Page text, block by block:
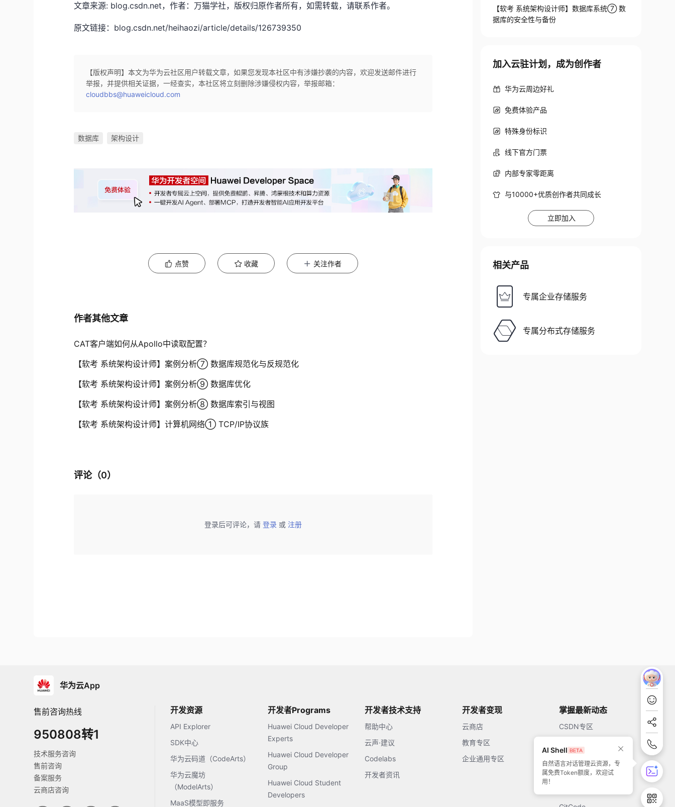
文章来源: blog.csdn.net，作者：万猫学社，版权归原作者所有，如需转载，请联系作者。
原文链接：blog.csdn.net/heihaozi/article/details/126739350
【版权声明】本文为华为云社区用户转载文章，如果您发现本社区中有涉嫌抄袭的内容，欢迎发送邮件进行
举报，并提供相关证据，一经查实，本社区将立刻删除涉嫌侵权内容，举报邮箱：
cloudbbs@huaweicloud.com
数据库 架构设计
点赞 收藏 关注作者
作者其他文章
CAT客户端如何从Apollo中读取配置？
【软考 系统架构设计师】案例分析⑦ 数据库规范化与反规范化
【软考 系统架构设计师】案例分析⑨ 数据库优化
【软考 系统架构设计师】案例分析⑧ 数据库索引与视图
【软考 系统架构设计师】计算机网络① TCP/IP协议族
评论（0）
登录后可评论，请 登录 或 注册
【软考 系统架构设计师】数据库系统⑦ 数
据库的安全性与备份
加入云驻计划，成为创作者
华为云周边好礼
免费体验产品
特殊身份标识
线下官方门票
内部专家零距离
与10000+优质创作者共同成长
立即加入
相关产品
专属企业存储服务
专属分布式存储服务
AI Shell
自然语言对话管理云资源，专
属免费Token额度，欢迎试
用！
华为云App
售前咨询热线
950808转1
技术服务咨询
售前咨询
备案服务
云商店咨询
开发资源
API Explorer
SDK中心
华为云码道（CodeArts）
华为云魔坊
（ModelArts）
MaaS模型即服务
开发者Programs
Huawei Cloud Developer
Experts
Huawei Cloud Developer
Group
Huawei Cloud Student
Developers
开发者技术支持
帮助中心
云声·建议
Codelabs
开发者资讯
开发者变现
云商店
教育专区
企业通用专区
掌握最新动态
CSDN专区
开源中国
51CTO